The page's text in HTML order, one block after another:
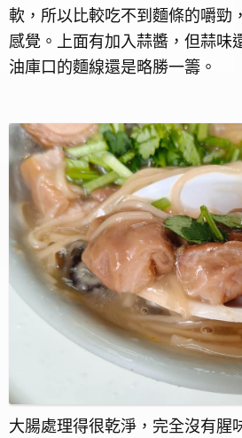
軟，所以比較吃不到麵條的嚼勁
感覺。上面有加入蒜醬，但蒜味
油庫口的麵線還是略勝一籌。
大腸處理得很乾淨，完全沒有腥